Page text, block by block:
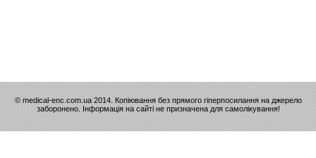
© medical-enc.com.ua 2014. Копіювання без прямого гіперпосилання на джерело
заборонено. Інформація на сайті не призначена для самолікування!